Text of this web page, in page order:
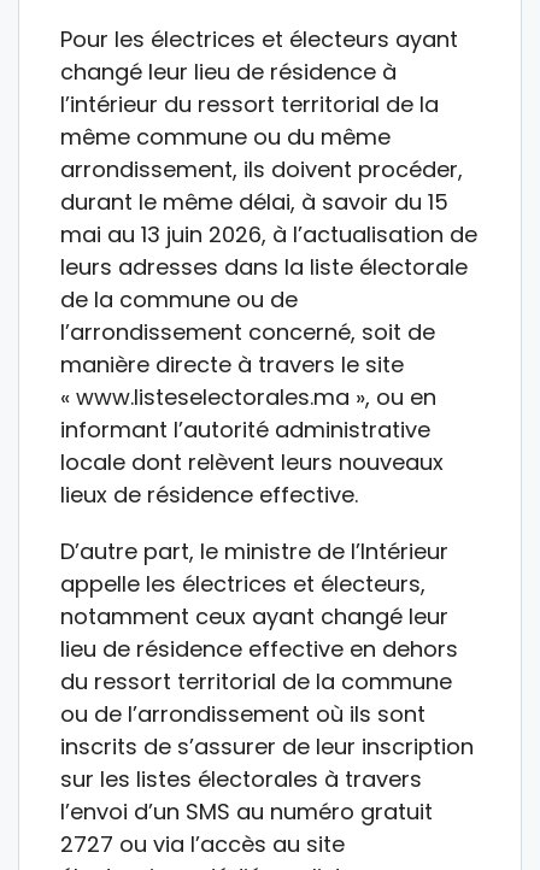
Pour les électrices et électeurs ayant
changé leur lieu de résidence à
l’intérieur du ressort territorial de la
même commune ou du même
arrondissement, ils doivent procéder,
durant le même délai, à savoir du 15
mai au 13 juin 2026, à l’actualisation de
leurs adresses dans la liste électorale
de la commune ou de
l’arrondissement concerné, soit de
manière directe à travers le site
« www.listeselectorales.ma », ou en
informant l’autorité administrative
locale dont relèvent leurs nouveaux
lieux de résidence effective.
D’autre part, le ministre de l’Intérieur
appelle les électrices et électeurs,
notamment ceux ayant changé leur
lieu de résidence effective en dehors
du ressort territorial de la commune
ou de l’arrondissement où ils sont
inscrits de s’assurer de leur inscription
sur les listes électorales à travers
l’envoi d’un SMS au numéro gratuit
2727 ou via l’accès au site